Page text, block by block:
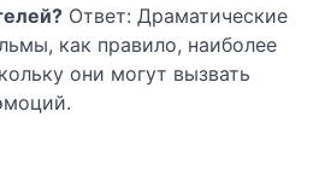
Ответ: Драматические
как правило, наиболее
они могут вызвать